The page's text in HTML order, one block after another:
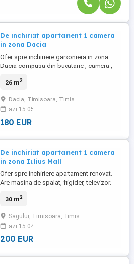
De inchiriat apartament 1 camera
in zona Dacia
Ofer spre inchiriere garsoniera in zona
Dacia compusa din bucatarie , camera ,
, etaj 1
26 m2
Dacia, Timisoara, Timis
azi 15:05
180 EUR
De inchiriat apartament 1 camera
in zona Iulius Mall
Ofer spre inchiriere apartament renovat.
Are masina de spalat, frigider, televizor.
Bocu langa Iulius Town, la parter, aproape
de 30 mp
30 m2
Sagului, Timisoara, Timis
azi 15:04
200 EUR